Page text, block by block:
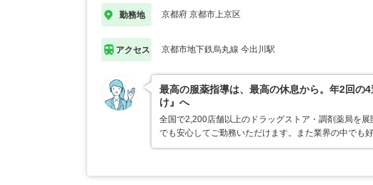
勤務地 京都府 京都市上京区
アクセス 京都市地下鉄烏丸線 今出川駅
最高の服薬指導は、最高の休息から。年2回の
け』へ
全国で2,200店舗以上のドラッグストア・調剤薬局を
でも安心してご勤務いただけます。また業界の中でも